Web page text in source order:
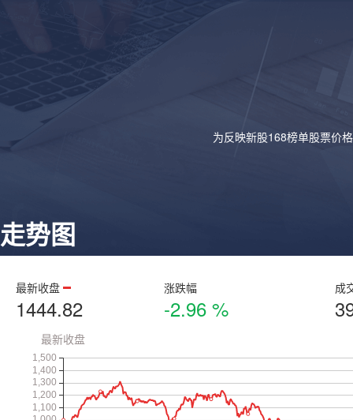
为反映新股168榜单股票价
走势图
最新收盘
1444.82
涨跌幅
-2.96 %
成